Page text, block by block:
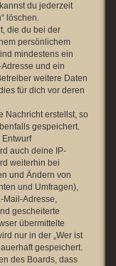
du jederzeit
löschen.
die du bei der
persönlichem
mindestens ein
und ein
weitere Daten
für dich vor deren
Nachricht erstellst, so
gespeichert.
auch deine IP-
weiterhin bei
und Ändern von
und Umfragen),
Mail-Adresse,
gescheiterte
übermittelte
nur in der „Wer ist
gespeichert.
des Boards, dass